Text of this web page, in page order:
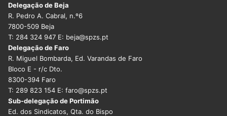
Delegação de Beja
R. Pedro A. Cabral, n.º6
7800-509 Beja
T: 284 324 947 E: beja@spzs.pt
Delegação de Faro
R. Miguel Bombarda, Ed. Varandas de Faro
Bloco E - r/c Dto.
8300-394 Faro
T: 289 823 154 E: faro@spzs.pt
Sub-delegação de Portimão
Ed. dos Sindicatos, Qta. do Bispo